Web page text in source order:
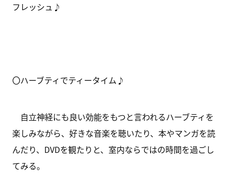
フレッシュ♪
〇ハーブティでティータイム♪
自立神経にも良い効能をもつと言われるハーブティを
楽しみながら、好きな音楽を聴いたり、本やマンガを読
んだり、DVDを観たりと、室内ならではの時間を過ごし
てみる。